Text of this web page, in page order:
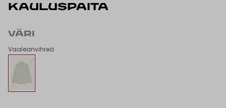
KAULUSPAITA
VÄRI
Vaaleanvihreä